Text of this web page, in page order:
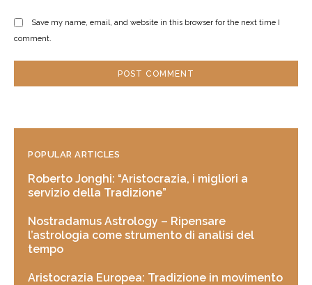
Save my name, email, and website in this browser for the next time I
comment.
POPULAR ARTICLES
Roberto Jonghi: “Aristocrazia, i migliori a
servizio della Tradizione”
Nostradamus Astrology – Ripensare
l’astrologia come strumento di analisi del
tempo
Aristocrazia Europea: Tradizione in movimento